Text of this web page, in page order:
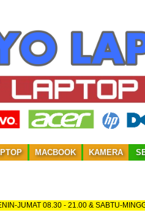
MACBOOK KAMERA
SENIN-JUMAT 08.30 - 21.00 &